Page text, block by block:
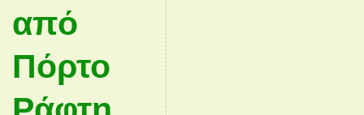
από
Πόρτο